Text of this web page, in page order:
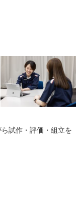
試作・評価・組立を